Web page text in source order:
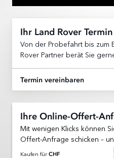
Ihr Land Rover Termin
Von der Probefahrt bis zum
Rover Partner berät Sie
Termin vereinbaren
Ihre Online-Offert-
Mit wenigen Klicks können
Offert-Anfrage schicken –
Kaufen für CHF